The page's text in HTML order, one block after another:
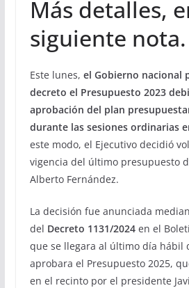
Más detalles,
siguiente nota.
Este lunes, el Gobierno nacional
decreto el Presupuesto 2023
aprobación del plan
durante las sesiones ordinarias
este modo, el Ejecutivo decidió
vigencia del último presupuesto
Alberto Fernández.
La decisión fue anunciada
del Decreto 1131/2024en el
que se llegara al último día hábil
aprobara el Presupuesto 2025,
en el recinto por el presidente